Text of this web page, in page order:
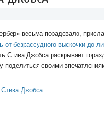
весьма порадовало,
безрассудного выскочки до
Стива Джобса раскрывает
своими